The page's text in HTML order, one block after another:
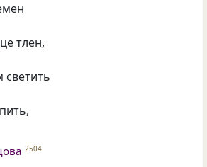
тлен,
светить
2504